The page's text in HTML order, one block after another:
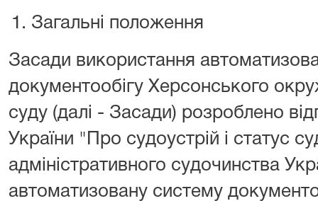
Загальні положення
Засади використання
документообігу Херсонського
суду (далі - Засади) розроблено
України "Про судоустрій і статус
адміністративного судочинства
автоматизовану систему